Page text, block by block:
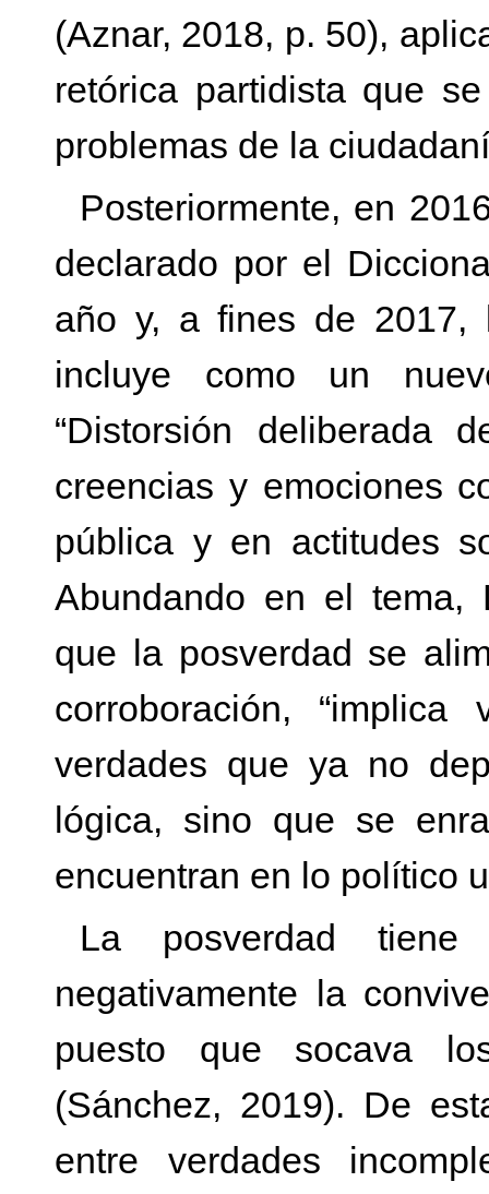
(Aznar, 2018, p. 50),
retórica partidista que
problemas de la
Posteriormente, en
declarado por el
año y, a fines de 2017,
incluye como un
“Distorsión deliberada
creencias y emociones
pública y en actitudes
Abundando en el tema,
que la posverdad se
corroboración,
verdades que ya no
lógica, sino que se
encuentran en lo político
La posverdad tiene
negativamente la
puesto que socava
(Sánchez, 2019). De
entre verdades